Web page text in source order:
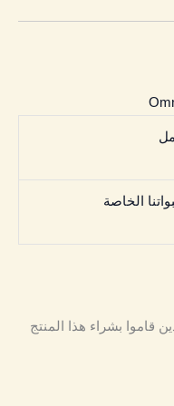
الخاصة
قاموا بشراء هذا المنتج